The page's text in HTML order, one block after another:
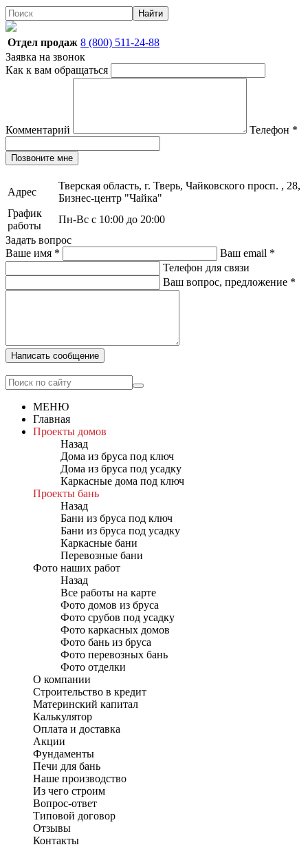
Найти
Отдел продаж 8 (800) 511-24-88
Заявка на звонок
Как к вам обращаться
Комментарий Телефон *
Позвоните мне
Адрес
Тверская область, г. Тверь, Чайковского просп. , 28,
Бизнес-центр "Чайка"
График
работы
Пн-Вс с 10:00 до 20:00
Задать вопрос
Ваше имя * Ваш email *
Телефон для связи
Ваш вопрос, предложение *
Написать сообщение
МЕНЮ
Главная
Проекты домов
Назад
Дома из бруса под ключ
Дома из бруса под усадку
Каркасные дома под ключ
Проекты бань
Назад
Бани из бруса под ключ
Бани из бруса под усадку
Каркасные бани
Перевозные бани
Фото наших работ
Назад
Все работы на карте
Фото домов из бруса
Фото срубов под усадку
Фото каркасных домов
Фото бань из бруса
Фото перевозных бань
Фото отделки
О компании
Строительство в кредит
Материнский капитал
Калькулятор
Оплата и доставка
Акции
Фундаменты
Печи для бань
Наше производство
Из чего строим
Вопрос-ответ
Типовой договор
Отзывы
Контакты